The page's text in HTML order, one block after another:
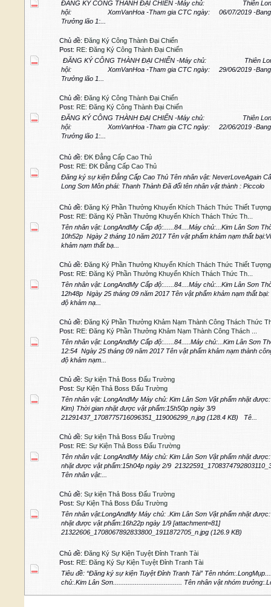
ĐĂNG KÝ CÔNG THÀNH ĐẠI CHIẾN -Máy chủ: Thiên Long
hội: XomVanHoa -Tham gia CTC ngày: 06/07/2019
Trưởng lão 1:...
Chủ đề: Đăng Ký Công Thành Đại Chiến
Post: RE: Đăng Ký Công Thành Đại Chiến
ĐĂNG KÝ CÔNG THÀNH ĐẠI CHIẾN -Máy chủ: Thiên
hội: XomVanHoa -Tham gia CTC ngày: 29/06/2019
Trưởng lão 1...
Chủ đề: Đăng Ký Công Thành Đại Chiến
Post: RE: Đăng Ký Công Thành Đại Chiến
ĐĂNG KÝ CÔNG THÀNH ĐẠI CHIẾN -Máy chủ: Thiên Long
hội: XomVanHoa -Tham gia CTC ngày: 22/06/2019
Trưởng lão 1:...
Chủ đề: ĐK Đẳng Cấp Cao Thủ
Post: RE: ĐK Đẳng Cấp Cao Thủ
Đăng ký sự kiện Đẳng Cấp Cao Thủ Tên nhân vật: NeverLoveAgain
Long Sơn Môn phái: Thanh Thành Đã đổi tên nhân vật thành : Piccolo
Chủ đề: Đăng Ký Phần Thưởng Khuyến Khích Thách Thức Thiết Tượng
Post: RE: Đăng Ký Phần Thưởng Khuyến Khích Thách Thức Th...
Tên nhân vật: LongAndMy Cấp độ:......84....Máy chủ:...Kim Lân Sơn
10h52p Ngày 2 tháng 10 năm 2017 Tên vật phẩm khảm nạm thất
khảm nạm thất bạ...
Chủ đề: Đăng Ký Phần Thưởng Khuyến Khích Thách Thức Thiết Tượng
Post: RE: Đăng Ký Phần Thưởng Khuyến Khích Thách Thức Th...
Tên nhân vật: LongAndMy Cấp độ:......84....Máy chủ:...Kim Lân Sơn
12h48p Ngày 25 tháng 09 năm 2017 Tên vật phẩm khảm nạm thất
độ khảm nạ...
Chủ đề: Đăng Ký Phần Thưởng Khảm Nạm Thành Công Thách Thức
Post: RE: Đăng Ký Phần Thưởng Khảm Nạm Thành Công Thách ...
Tên nhân vật: LongAndMy Cấp độ:......84.....Máy chủ:...Kim Lân Sơn
12:54 Ngày 25 tháng 09 năm 2017 Tên vật phẩm khảm nạm thành
độ khảm nạm...
Chủ đề: Sự kiện Thả Boss Đấu Trường
Post: Sự Kiện Thả Boss Đấu Trường
Tên nhân vật: LongAndMy Máy chủ: Kim Lân Sơn Vật phẩm nhặt
Kim) Thời gian nhặt được vật phẩm:15h50p ngày 3/9
21291437_1708775716096351_119006299_n.jpg (128.4 KB) Tê...
Chủ đề: Sự kiện Thả Boss Đấu Trường
Post: RE: Sự Kiện Thả Boss Đấu Trường
Tên nhân vật: LongAndMy Máy chủ: Kim Lân Sơn Vật phẩm nhặt
nhặt được vật phẩm:15h04p ngày 2/9
Tên nhân vật:...
Chủ đề: Sự kiện Thả Boss Đấu Trường
Post: Sự Kiện Thả Boss Đấu Trường
Tên nhân vật:LongAndMy Máy chủ: .Kim Lân Sơn Vật phẩm nhặt
nhặt được vật phẩm:16h22p ngày 1/9 [attachment=81]
21322606_1708067892833800_1911872705_n.jpg (126.9 KB)
Chủ đề: Đăng Ký Sự Kiện Tuyệt Đỉnh Tranh Tài
Post: RE: Đăng Ký Sự Kiện Tuyệt Đỉnh Tranh Tài
Tiêu đề: “Đăng ký sự kiện Tuyệt Đỉnh Tranh Tài” Tên
chủ:.Kim Lân Sơn...................................... Tên nhân vật nhóm